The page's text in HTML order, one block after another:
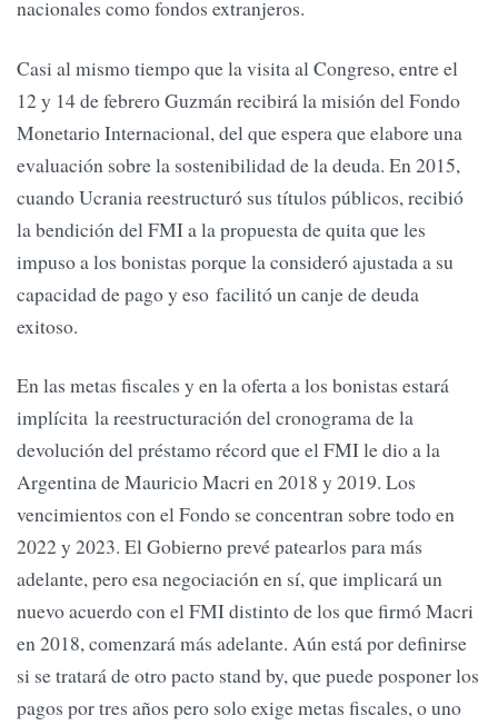
nacionales como fondos extranjeros.
Casi al mismo tiempo que la visita al Congreso, entre el
12 y 14 de febrero Guzmán recibirá la misión del Fondo
Monetario Internacional, del que espera que elabore una
evaluación sobre la sostenibilidad de la deuda. En 2015,
cuando Ucrania reestructuró sus títulos públicos, recibió
la bendición del FMI a la propuesta de quita que les
impuso a los bonistas porque la consideró ajustada a su
capacidad de pago y eso facilitó un canje de deuda
exitoso.
En las metas fiscales y en la oferta a los bonistas estará
implícita la reestructuración del cronograma de la
devolución del préstamo récord que el FMI le dio a la
Argentina de Mauricio Macri en 2018 y 2019. Los
vencimientos con el Fondo se concentran sobre todo en
2022 y 2023. El Gobierno prevé patearlos para más
adelante, pero esa negociación en sí, que implicará un
nuevo acuerdo con el FMI distinto de los que firmó Macri
en 2018, comenzará más adelante. Aún está por definirse
si se tratará de otro pacto stand by, que puede posponer los
pagos por tres años pero solo exige metas fiscales, o uno